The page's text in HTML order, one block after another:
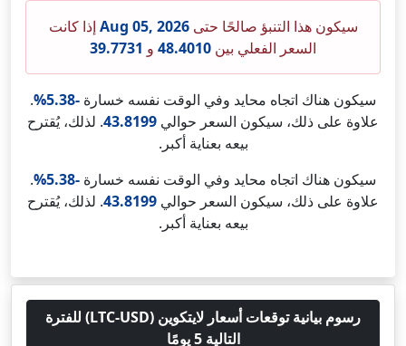
سيكون هذا التنبؤ صالحًا حتىAug 05, 2026 إذا كانت
السعر الفعلي بين 48.4010 و 39.7731
سيكون هناك اتجاه محايد وفي الوقت نفسه خسارة -5.38%
.
علاوة على ذلك، سيكون السعر حوالي 43.8199. لذلك، يُقترح
بيعه بعناية أكبر.
سيكون هناك اتجاه محايد وفي الوقت نفسه خسارة -5.38%
.
علاوة على ذلك، سيكون السعر حوالي 43.8199. لذلك، يُقترح
بيعه بعناية أكبر.
رسوم بيانية توقعات أسعار لايتكوين (LTC-USD) للفترة
التالية 5 يومًا